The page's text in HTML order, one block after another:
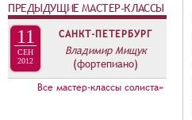
ПРЕДЫДУЩИЕ МАСТЕР-КЛАССЫ
11
СЕН
2012
САНКТ-ПЕТЕРБУРГ
Владимир Мищук
(фортепиано)
Все мастер-классы солиста»